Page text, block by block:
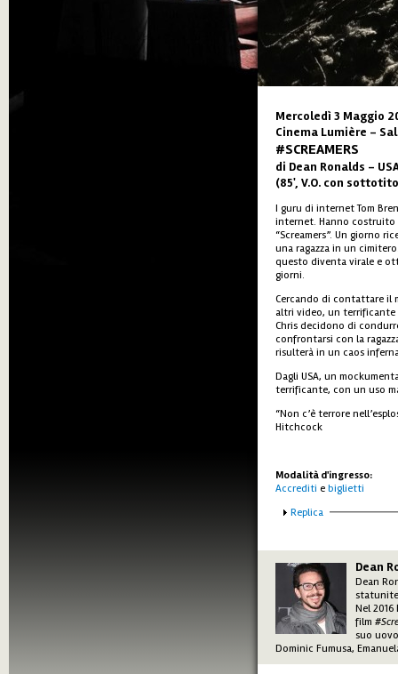
Mercoledì 3 Maggio
Cinema Lumière -
#SCREAMERS
di Dean Ronalds –
(85', V.O. con
I guru di internet Tom
internet. Hanno
“Screamers”. Un giorno
una ragazza in un
questo diventa virale e
giorni.
Cercando di contattare il
altri video, un terrificante
Chris decidono di
confrontarsi con la
risulterà in un caos
Dagli USA, un
terrificante, con un uso
“Non c’è terrore
Hitchcock
Modalità d'ingresso:
Accrediti e biglietti
Mostra
Replica
Dean
Dean
Nel
film
suo
Dominic Fumusa,